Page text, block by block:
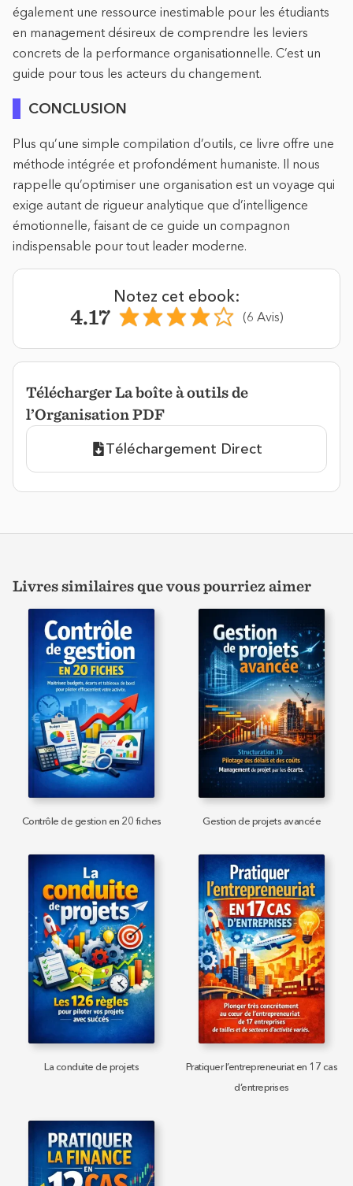
également une ressource inestimable pour les étudiants
en management désireux de comprendre les leviers
concrets de la performance organisationnelle. C’est un
guide pour tous les acteurs du changement.
CONCLUSION
Plus qu’une simple compilation d’outils, ce livre offre une
méthode intégrée et profondément humaniste. Il nous
rappelle qu’optimiser une organisation est un voyage qui
exige autant de rigueur analytique que d’intelligence
émotionnelle, faisant de ce guide un compagnon
indispensable pour tout leader moderne.
Notez cet ebook:
4.17 (6 Avis)
Télécharger La boîte à outils de
l’Organisation PDF
Téléchargement Direct
Livres similaires que vous pourriez aimer
Contrôle de gestion en 20 fiches Gestion de projets avancée
La conduite de projets
Pratiquer l’entrepreneuriat en 17 cas
d’entreprises